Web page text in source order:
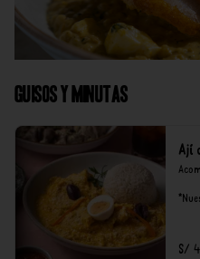
Guisos y Minutas
Ají
S/